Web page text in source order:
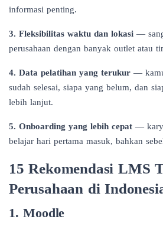
informasi penting.
3. Fleksibilitas waktu dan lokasi —
perusahaan dengan banyak outlet atau
4. Data pelatihan yang terukur —
sudah selesai, siapa yang belum, dan
lebih lanjut.
5. Onboarding yang lebih cepat —
belajar hari pertama masuk, bahkan
15 Rekomendasi LMS
Perusahaan di
1. Moodle